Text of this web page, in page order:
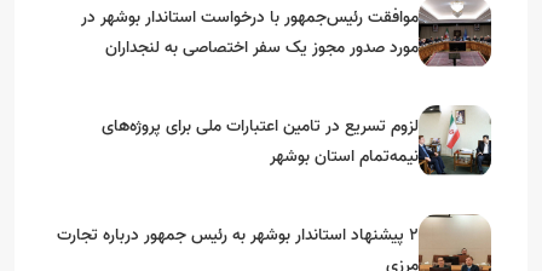
موافقت رئیس‌جمهور با درخواست استاندار بوشهر در
مورد صدور مجوز یک سفر اختصاصی به لنجداران
لزوم تسریع در تامین اعتبارات ملی برای پروژه‌های
نیمه‌تمام استان بوشهر
۲ پیشنهاد استاندار بوشهر به رئیس جمهور درباره تجارت
مرزی